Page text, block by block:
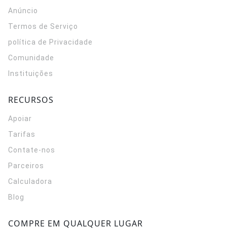
Anúncio
Termos de Serviço
política de Privacidade
Comunidade
Instituições
RECURSOS
Apoiar
Tarifas
Contate-nos
Parceiros
Calculadora
Blog
COMPRE EM QUALQUER LUGAR